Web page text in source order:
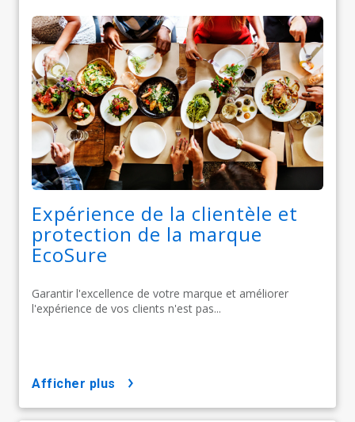
Expérience de la clientèle et
protection de la marque
EcoSure
Garantir l'excellence de votre marque et améliorer
l'expérience de vos clients n'est pas...
afficher plus